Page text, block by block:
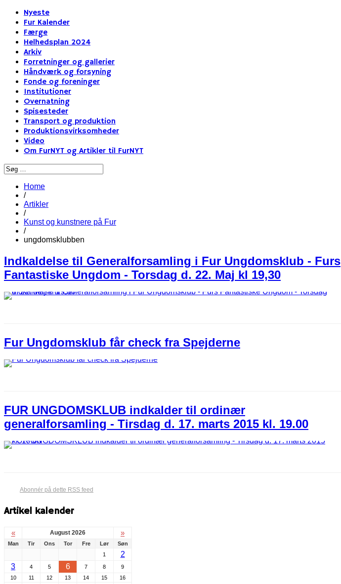
Nyeste
Fur Kalender
Færge
Helhedsplan 2024
Arkiv
Forretninger og gallerier
Håndværk og forsyning
Fonde og foreninger
Institutioner
Overnatning
Spisesteder
Transport og produktion
Produktionsvirksomheder
Video
Om FurNYT og Artikler til FurNYT
Home
/
Artikler
/
Kunst og kunstnere på Fur
/
ungdomsklubben
Indkaldelse til Generalforsamling i Fur Ungdomsklub - Furs
Fantastiske Ungdom - Torsdag d. 22. Maj kl 19,30
Fur Ungdomsklub får check fra Spejderne
FUR UNGDOMSKLUB indkalder til ordinær
generalforsamling - Tirsdag d. 17. marts 2015 kl. 19.00
Abonnér på dette RSS feed
Artikel kalender
« August 2026 »
Man Tir Ons Tor Fre Lør
Søn
1
2
3
4 5 6 7 8
9
10
11 12 13 14 15 16